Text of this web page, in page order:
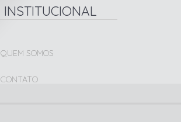
INSTITUCIONAL
QUEM SOMOS
CONTATO